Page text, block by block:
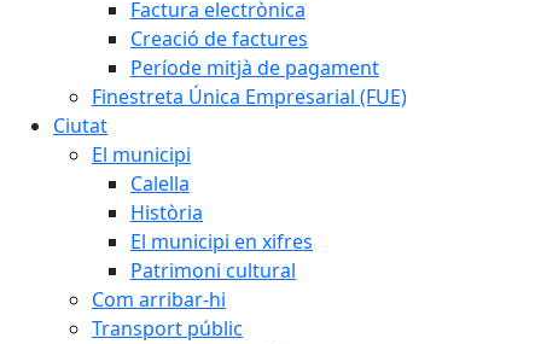
Factura electrònica
Creació de factures
Període mitjà de pagament
Finestreta Única Empresarial (FUE)
Ciutat
El municipi
Calella
Història
El municipi en xifres
Patrimoni cultural
Com arribar-hi
Transport públic